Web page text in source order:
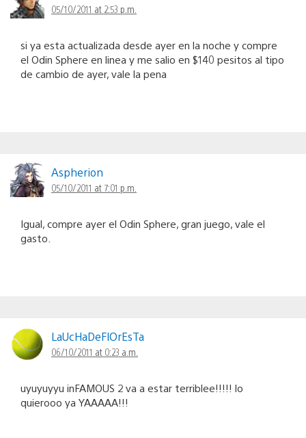
05/10/2011 at 2:53 p.m.
si ya esta actualizada desde ayer en la noche y compre
el Odin Sphere en linea y me salio en $140 pesitos al tipo
de cambio de ayer, vale la pena
Aspherion
05/10/2011 at 7:01 p.m.
Igual, compre ayer el Odin Sphere, gran juego, vale el
gasto.
LaUcHaDeFlOrEsTa
06/10/2011 at 0:23 a.m.
uyuyuyyu inFAMOUS 2 va a estar terriblee!!!!! lo
quierooo ya YAAAAA!!!